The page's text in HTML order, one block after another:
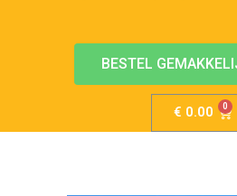
BESTEL
€ 0.00